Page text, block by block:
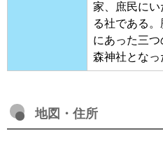
家、庶民に
る社である
にあった三
森神社となっ
地図・住所